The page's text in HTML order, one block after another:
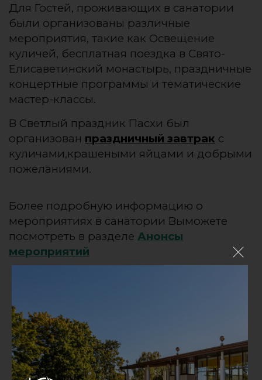
Для Гостей, проживающих в санатории
были организованы различные
мероприятия, такие как Освещение
куличей, бесплатная поездка в Свято-
Елисаветинский монастырь, праздничные
концертные программы и тематические
мастер-классы.
В Светлый праздник Пасхи был
организован праздничный завтрак с
куличами,крашеными яйцами и добрыми
пожеланиями.
Более подробную информацию о
мероприятиях в санатории Выможете
посмотреть в разделе Анонсы
мероприятий